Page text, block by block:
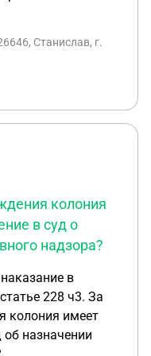
установленный
от 06.04.2015г.).
После
о
(расходы на
что
в
производства
процессуального
Таким образом
судебных
Станислав, г.
колония
в суд о
надзора?
в
228 ч3. За
колония имеет
об назначении